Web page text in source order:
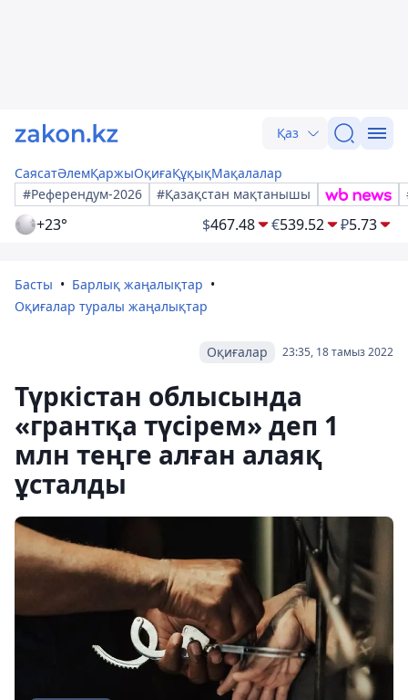
Қаз
СаясатӘлемҚаржыОқиғаҚұқықМақалалар
#Референдум-2026
#Қазақстан мақтанышы
+23° $467.48 €539.52 ₽5.73
Басты
Барлық жаңалықтар
Оқиғалар туралы жаңалықтар
23:35, 18 тамыз 2022
Оқиғалар
Түркістан облысында
«грантқа түсірем» деп 1
млн теңге алған алаяқ
ұсталды